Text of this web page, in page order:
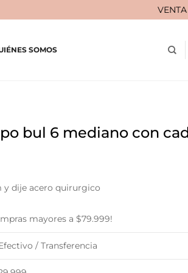
VENTA MAYORISTA //
SOMOS
bul 6 mediano con
y dije acero quirurgico
mayores a $79.999!
/ Transferencia